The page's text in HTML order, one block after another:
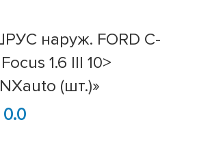
наруж. FORD C-
1.6 III 10>
(шт.)»
0.0